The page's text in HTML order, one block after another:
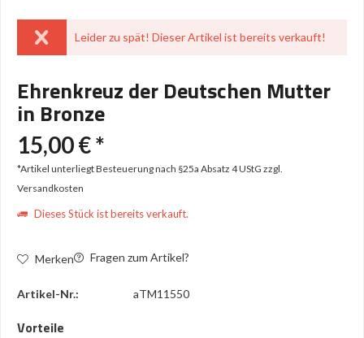
Leider zu spät! Dieser Artikel ist bereits verkauft!
Ehrenkreuz der Deutschen Mutter
in Bronze
15,00 € *
*Artikel unterliegt Besteuerung nach §25a Absatz 4 UStG zzgl.
Versandkosten
Dieses Stück ist bereits verkauft.
Merken Fragen zum Artikel?
Artikel-Nr.: aTM11550
Vorteile